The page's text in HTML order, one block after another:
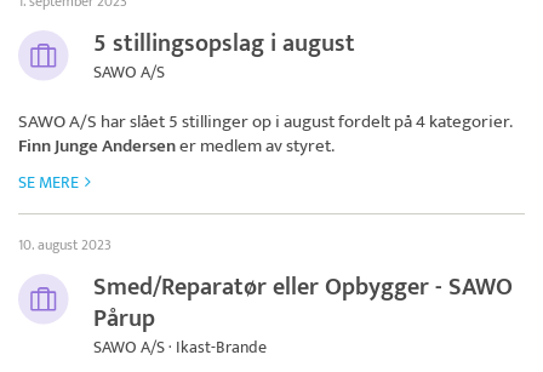
5 stillingsopslag i august
SAWO A/S
SAWO A/S har slået 5 stillinger op i august fordelt på 4 kategorier.
Finn Junge Andersener medlem av styret.
SE MERE
10. august 2023
Smed/Reparatør eller Opbygger - SAWO
Pårup
SAWO A/S · Ikast-Brande